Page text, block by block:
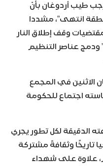
طيب أردوغان بأنّ
انتهى”، مشددا
وقف إطلاق النار
عناصر التنظيم
الاثنين في المجمع
اجتماع للحكومة
الدقيقة لكل تطور يجري
تاريخًا وثقافةً مشتركة
تمتد لـ1400 عام، علاوة على شهداء